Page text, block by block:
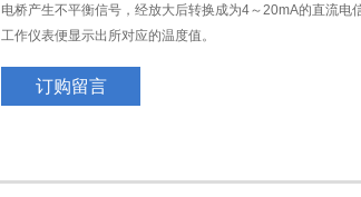
电桥产生不平衡信号，经放大后转换成为4～20mA的直流电
工作仪表便显示出所对应的温度值。
订购留言